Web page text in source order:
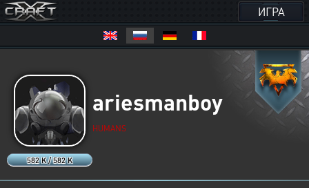
ИГРА
582 K / 582 K
ariesmanboy
HUMANS